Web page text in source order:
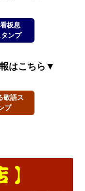
板息
ンプ
はこちら▼
敬語ス
プ